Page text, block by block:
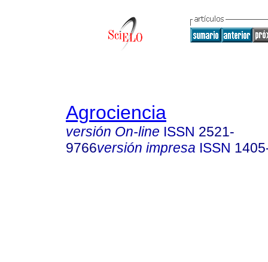
Agrociencia
versión On-line ISSN 2521-
9766versión impresa ISSN